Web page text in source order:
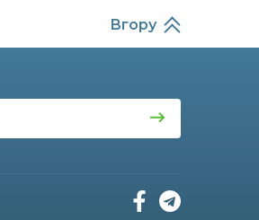
перемогу на Донеччині
Вгору